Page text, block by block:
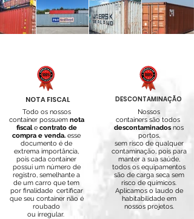
NOTA FISCAL
Todo os nossos
container possuem nota
fiscalecontrato de
compra e venda. esse
documento é de
extrema importância,
pois cada container
possui um número de
registro, semelhante a
de um carro que tem
por finalidade certificar
que seu container não é
roubado
ou irregular.
DESCONTAMINAÇÃO
Nossos
containers são todos
descontaminadosnos
portos,
sem risco de qualquer
contaminação, pois para
manter a sua saúde,
todos os equipamentos
são de carga seca sem
risco de químicos.
Aplicamos o laudo de
habitabilidade em
nossos projetos.